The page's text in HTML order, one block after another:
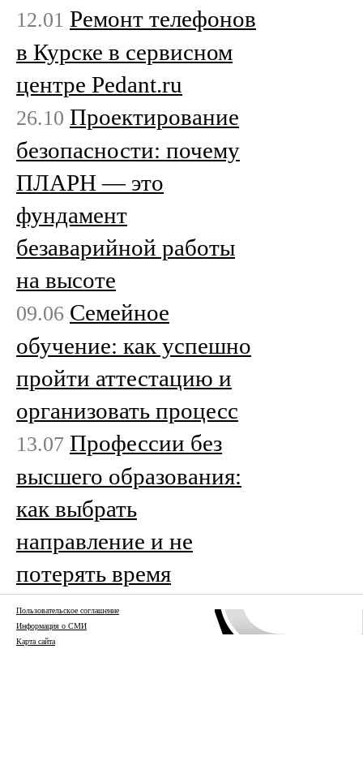
12.01 Ремонт телефонов
в Курске в сервисном
центре Pedant.ru
26.10 Проектирование
безопасности: почему
ПЛАРН — это
фундамент
безаварийной работы
на высоте
09.06 Семейное
обучение: как успешно
пройти аттестацию и
организовать процесс
13.07 Профессии без
высшего образования:
как выбрать
направление и не
потерять время
Пользовательское соглашение
Информация о СМИ
Карта сайта